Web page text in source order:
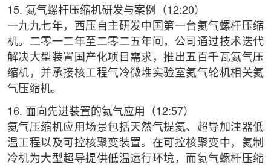
15. 氦气螺杆压缩机研发与案例（12:20）
一九九七年，西压自主研发中国第一台氦气螺杆压缩
机。二零一二年至二零二五年间，公司通过技术迭代
解决大型装置国产化项目需求，推出五百千瓦氦气压
缩机，并承接核工程气冷微堆实验室氦气轮机相关氦
气压缩机。
16. 面向先进装置的氦气应用（12:57）
氦气压缩机应用场景包括天然气提氦、超导加注器低
温工程以及可控核聚变装置。在可控核聚变中，氦制
冷机为大型超导提供低温运行环境，而氦气螺杆压缩